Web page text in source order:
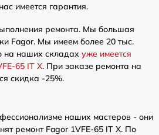
имеется гарантия.
ремонта. Мы большая
Fagor. Мы имеем более 20 тыс.
на наших складах уже имеется
65 IT X. При заказе ремонта на
скидка -25%.
наших мастеров - они
ремонт Fagor 1VFE-65 IT X. По